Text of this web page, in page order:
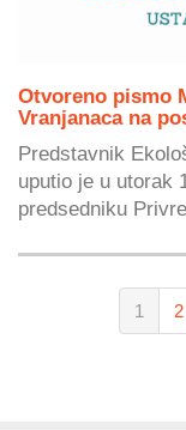
Otvoreno pismo
Vranjanaca na
Predstavnik
uputio je u utorak
predsedniku
1 2